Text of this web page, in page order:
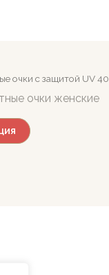
очки c защитой UV
очки женские